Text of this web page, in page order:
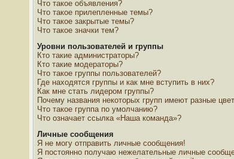
Что такое объявления?
Что такое прилепленные темы?
Что такое закрытые темы?
Что такое значки тем?
Уровни пользователей и группы
Кто такие администраторы?
Кто такие модераторы?
Что такое группы пользователей?
Где находятся группы и как мне вступить в них?
Как мне стать лидером группы?
Почему названия некоторых групп имеют разные
Что такое группа по умолчанию?
Что означает ссылка «Наша команда»?
Личные сообщения
Я не могу отправить личные сообщения!
Я постоянно получаю нежелательные личные